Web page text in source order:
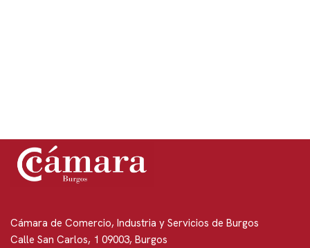
Cámara de Comercio, Industria y Servicios de Burgos
Calle San Carlos, 1 09003, Burgos